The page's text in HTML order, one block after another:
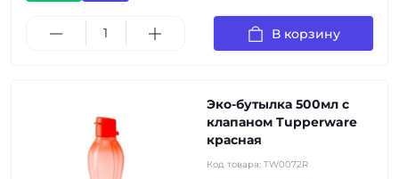
В корзину
Эко-бутылка 500мл с
клапаном Tupperware
красная
Код товара: TW0072R